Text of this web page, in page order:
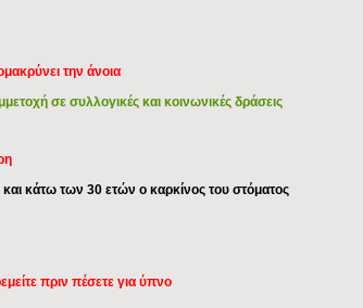
την άνοια
σε συλλογικές και κοινωνικές δράσεις
και κάτω των 30 ετών ο καρκίνος του στόματος
πριν πέσετε για ύπνο